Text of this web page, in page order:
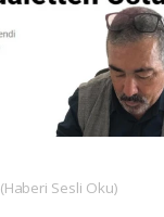
(Haberi Sesli Oku)